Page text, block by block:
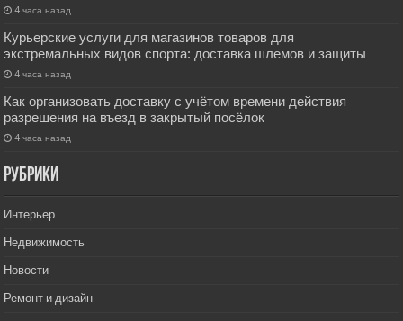
4 часа назад
Курьерские услуги для магазинов товаров для
экстремальных видов спорта: доставка шлемов и защиты
4 часа назад
Как организовать доставку с учётом времени действия
разрешения на въезд в закрытый посёлок
4 часа назад
РУбрики
Интерьер
Недвижимость
Новости
Ремонт и дизайн